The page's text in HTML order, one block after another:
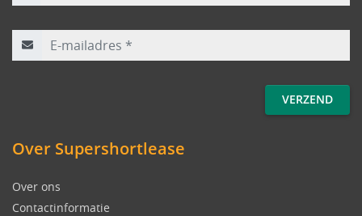
Over Supershortlease
Over ons
Contactinformatie